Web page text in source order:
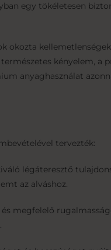
egy tökéletesen
okozta
kényelem, a
anyaghasználat
tervezték:
légáteresztő
az alváshoz.
megfelelő